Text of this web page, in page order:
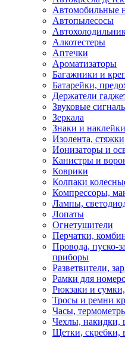
Автомобильные
Автопылесосы
Алкотестеры
Аптечки
Ароматизаторы
Багажники и
Батарейки,
Держатели
Звуковые
Зеркала
Знаки и наклейки
Изолента,
Ионизаторы и
Канистры и
Коврики
Колпаки
Компрессоры,
Лампы,
Лопаты
Огнетушители
Перчатки,
Провода, пуско-
приборы
Разветвители,
Рамки для
Рюкзаки и
Тросы и ремни
Часы,
Чехлы, накидки,
Щетки, скребки,